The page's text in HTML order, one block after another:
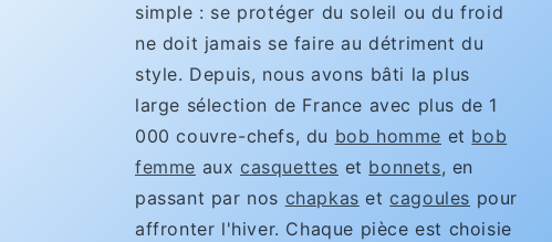
simple : se protéger du soleil ou du froid
ne doit jamais se faire au détriment du
style. Depuis, nous avons bâti la plus
large sélection de France avec plus de 1
000 couvre-chefs, du bob homme et bob
femme aux casquettes et bonnets, en
passant par nos chapkas etcagoules pour
affronter l'hiver. Chaque pièce est choisie